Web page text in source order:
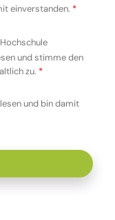
einverstanden. *
und stimme den
zu. *
und bin damit